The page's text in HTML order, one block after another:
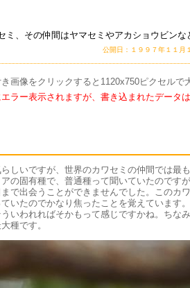
ミ、その仲間はヤマセミやアカショウビンな
公開日：１９９７年１１
画像をクリックすると1120x750ピクセルで
ラー表示されますが、書き込まれたデータは
しいですが、世界のカワセミの仲間では最
の固有種で、普通種って聞いていたのです
で出会うことができませんでした。このカ
いたのでかなり焦ったことを覚えています
いわれればそかもって感じですかね。ちな
種です。